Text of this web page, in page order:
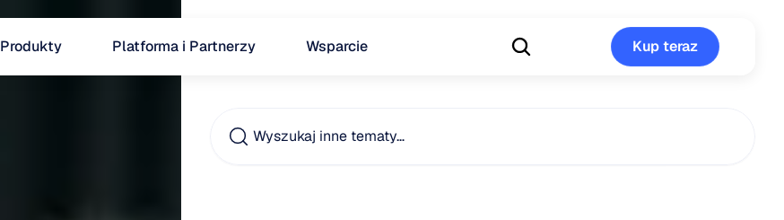
Produkty Platforma i Partnerzy Wsparcie
Kup teraz
Wyszukaj inne tematy…